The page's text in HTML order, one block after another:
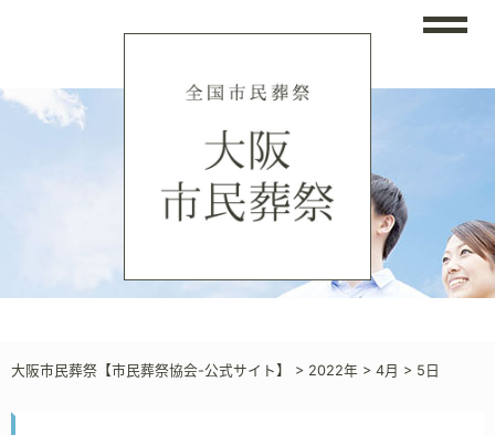
大阪市民葬祭【市民葬祭協会-公式サイト】 > 2022年 > 4月 > 5日